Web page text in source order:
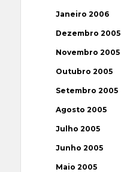
Janeiro 2006
Dezembro 2005
Novembro 2005
Outubro 2005
Setembro 2005
Agosto 2005
Julho 2005
Junho 2005
Maio 2005